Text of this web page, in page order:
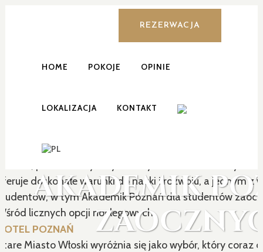
REZERWACJA
HOME POKOJE OPINIE
LOKALIZACJA KONTAKT
AKADEMIK
POZNAŃ DLA STUDENTÓW ZAOCZNYCH
doskonałe warunki do nauki i rozwoju, a jednym
w tym Akademik Poznań dla studentów
licznych opcji noclegowych,
POZNAŃ
Miasto Włoski wyróżnia się jako wybór, który